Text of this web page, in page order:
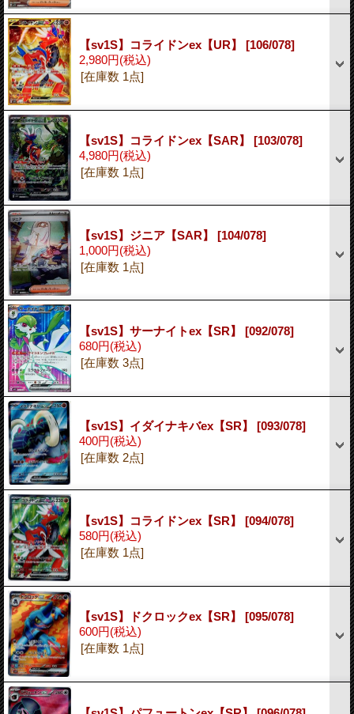
【sv1S】コライドンex【UR】 [106/078]
2,980円(税込)
[在庫数 1点]
【sv1S】コライドンex【SAR】 [103/078]
4,980円(税込)
[在庫数 1点]
【sv1S】ジニア【SAR】 [104/078]
1,000円(税込)
[在庫数 1点]
【sv1S】サーナイトex【SR】 [092/078]
680円(税込)
[在庫数 3点]
【sv1S】イダイナキバex【SR】 [093/078]
400円(税込)
[在庫数 2点]
【sv1S】コライドンex【SR】 [094/078]
580円(税込)
[在庫数 1点]
【sv1S】ドクロックex【SR】 [095/078]
600円(税込)
[在庫数 1点]